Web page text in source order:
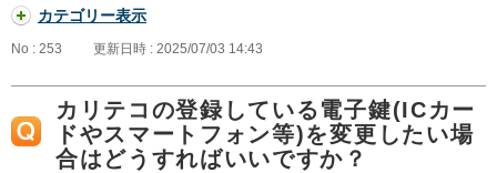
カテゴリー表示
No : 253 更新日時 : 2025/07/03 14:43
カリテコの登録している電子鍵(ICカー
ドやスマートフォン等)を変更したい場
合はどうすればいいですか？